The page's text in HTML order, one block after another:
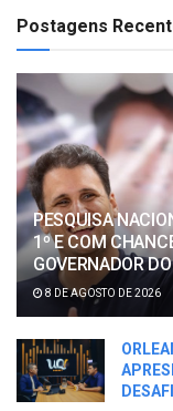
Postagens
PESQUISA
1º E COM
GOVERNADOR
8 DE AGOSTO DE 2026